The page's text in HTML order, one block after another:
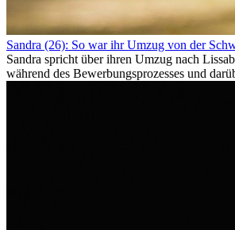
Sandra (26): So war ihr Umzug von der
Sandra spricht über ihren Umzug nach
während des Bewerbungsprozesses und